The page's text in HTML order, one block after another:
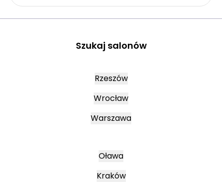
Szukaj salonów
Rzeszów
Wrocław
Warszawa
Oława
Kraków